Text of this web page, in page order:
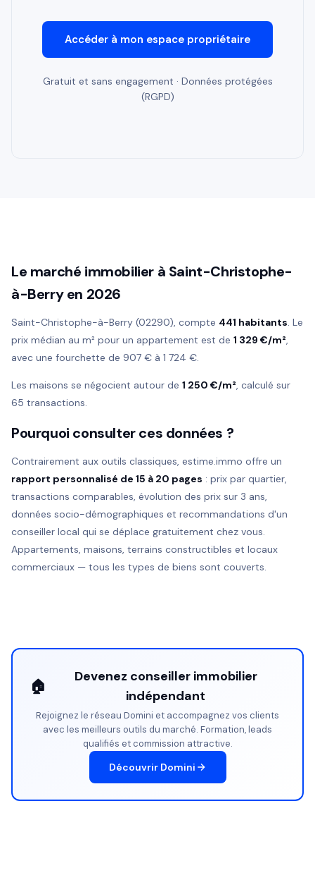
Accéder à mon espace propriétaire
Gratuit et sans engagement · Données protégées
(RGPD)
Le marché immobilier à Saint-Christophe-
à-Berry en 2026
Saint-Christophe-à-Berry (02290), compte 441 habitants. Le
prix médian au m² pour un appartement est de 1 329 €/m²,
avec une fourchette de 907 € à 1 724 €.
Les maisons se négocient autour de 1 250 €/m², calculé sur
65 transactions.
Pourquoi consulter ces données ?
Contrairement aux outils classiques, estime.immo offre un
rapport personnalisé de 15 à 20 pages : prix par quartier,
transactions comparables, évolution des prix sur 3 ans,
données socio-démographiques et recommandations d'un
conseiller local qui se déplace gratuitement chez vous.
Appartements, maisons, terrains constructibles et locaux
commerciaux — tous les types de biens sont couverts.
🏠
Devenez conseiller immobilier
indépendant
Rejoignez le réseau Domini et accompagnez vos clients
avec les meilleurs outils du marché. Formation, leads
qualifiés et commission attractive.
Découvrir Domini